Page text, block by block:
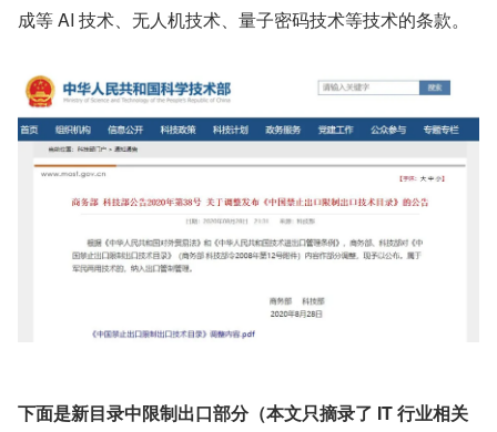
成等 AI 技术、无人机技术、量子密码技术等技术的条款。
下面是新目录中限制出口部分（本文只摘录了 IT 行业相关